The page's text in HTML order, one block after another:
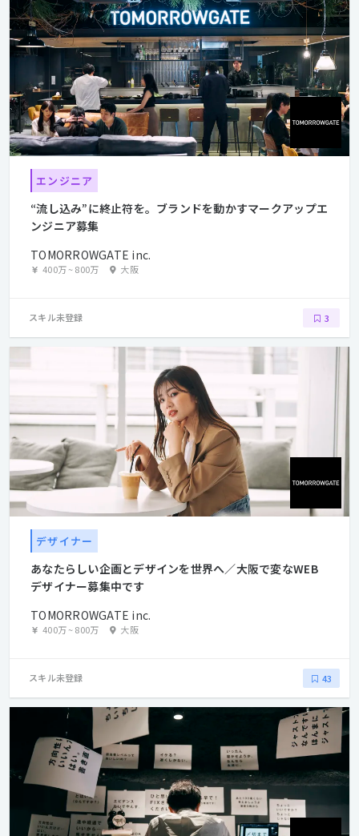
エンジニア
“流し込み”に終止符を。ブランドを動かすマークアップエ
ンジニア募集
TOMORROWGATE inc.
400万~800万 大阪
スキル未登録 3
デザイナー
あなたらしい企画とデザインを世界へ／大阪で変なWEB
デザイナー募集中です
TOMORROWGATE inc.
400万~800万 大阪
スキル未登録 43